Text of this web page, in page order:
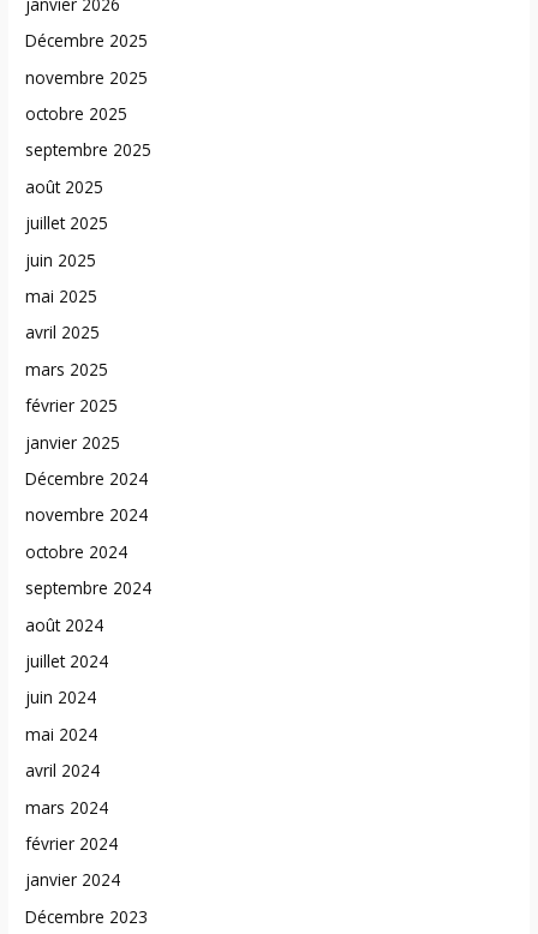
Décembre 2025
novembre 2025
octobre 2025
septembre 2025
août 2025
juillet 2025
juin 2025
mai 2025
avril 2025
mars 2025
février 2025
janvier 2025
Décembre 2024
novembre 2024
octobre 2024
septembre 2024
août 2024
juillet 2024
juin 2024
mai 2024
avril 2024
mars 2024
février 2024
janvier 2024
Décembre 2023